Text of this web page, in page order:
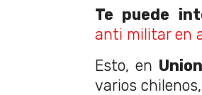
Te puede
anti militar en
Esto, en
varios